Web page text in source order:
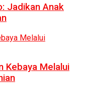
Jadikan Anak
Kebaya Melalui